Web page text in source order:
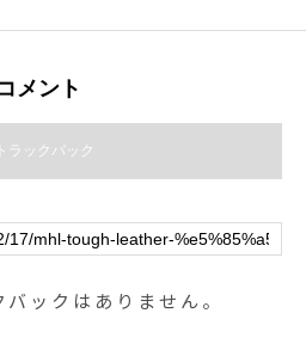
江
」をトッピング◎自家製のカラ
ガレット#クレープ#クレープリ
松江ランチ#松江カフェ#ドリ
メント
ラックバック
ックはありません。